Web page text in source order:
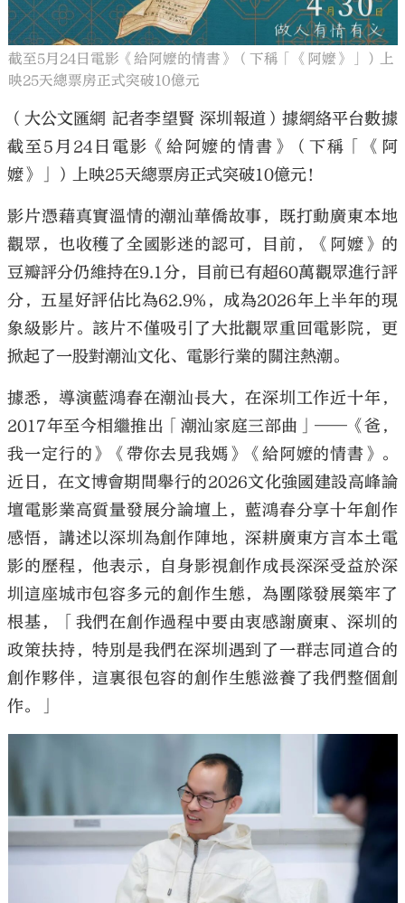
截至5月24日電影《給阿嬤的情書》（下稱「《阿嬤》」）上
映25天總票房正式突破10億元
（大公文匯網 記者李望賢 深圳報道）據網絡平台數據
截至5月24日電影《給阿嬤的情書》（下稱「《阿
嬤》」）上映25天總票房正式突破10億元！
影片憑藉真實溫情的潮汕華僑故事，既打動廣東本地
觀眾，也收穫了全國影迷的認可，目前，《阿嬤》的
豆瓣評分仍維持在9.1分，目前已有超60萬觀眾進行評
分，五星好評佔比為62.9%，成為2026年上半年的現
象級影片。該片不僅吸引了大批觀眾重回電影院，更
掀起了一股對潮汕文化、電影行業的關注熱潮。
據悉，導演藍鴻春在潮汕長大，在深圳工作近十年，
2017年至今相繼推出「潮汕家庭三部曲」——《爸，
我一定行的》《帶你去見我媽》《給阿嬤的情書》。
近日，在文博會期間舉行的2026文化強國建設高峰論
壇電影業高質量發展分論壇上，藍鴻春分享十年創作
感悟，講述以深圳為創作陣地，深耕廣東方言本土電
影的歷程，他表示，自身影視創作成長深深受益於深
圳這座城市包容多元的創作生態，為團隊發展築牢了
根基，「我們在創作過程中要由衷感謝廣東、深圳的
政策扶持，特別是我們在深圳遇到了一群志同道合的
創作夥伴，這裏很包容的創作生態滋養了我們整個創
作。」